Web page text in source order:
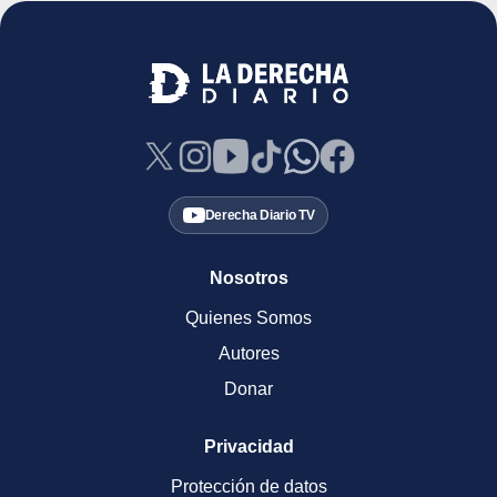
Derecha Diario TV
Nosotros
Quienes Somos
Autores
Donar
Privacidad
Protección de datos